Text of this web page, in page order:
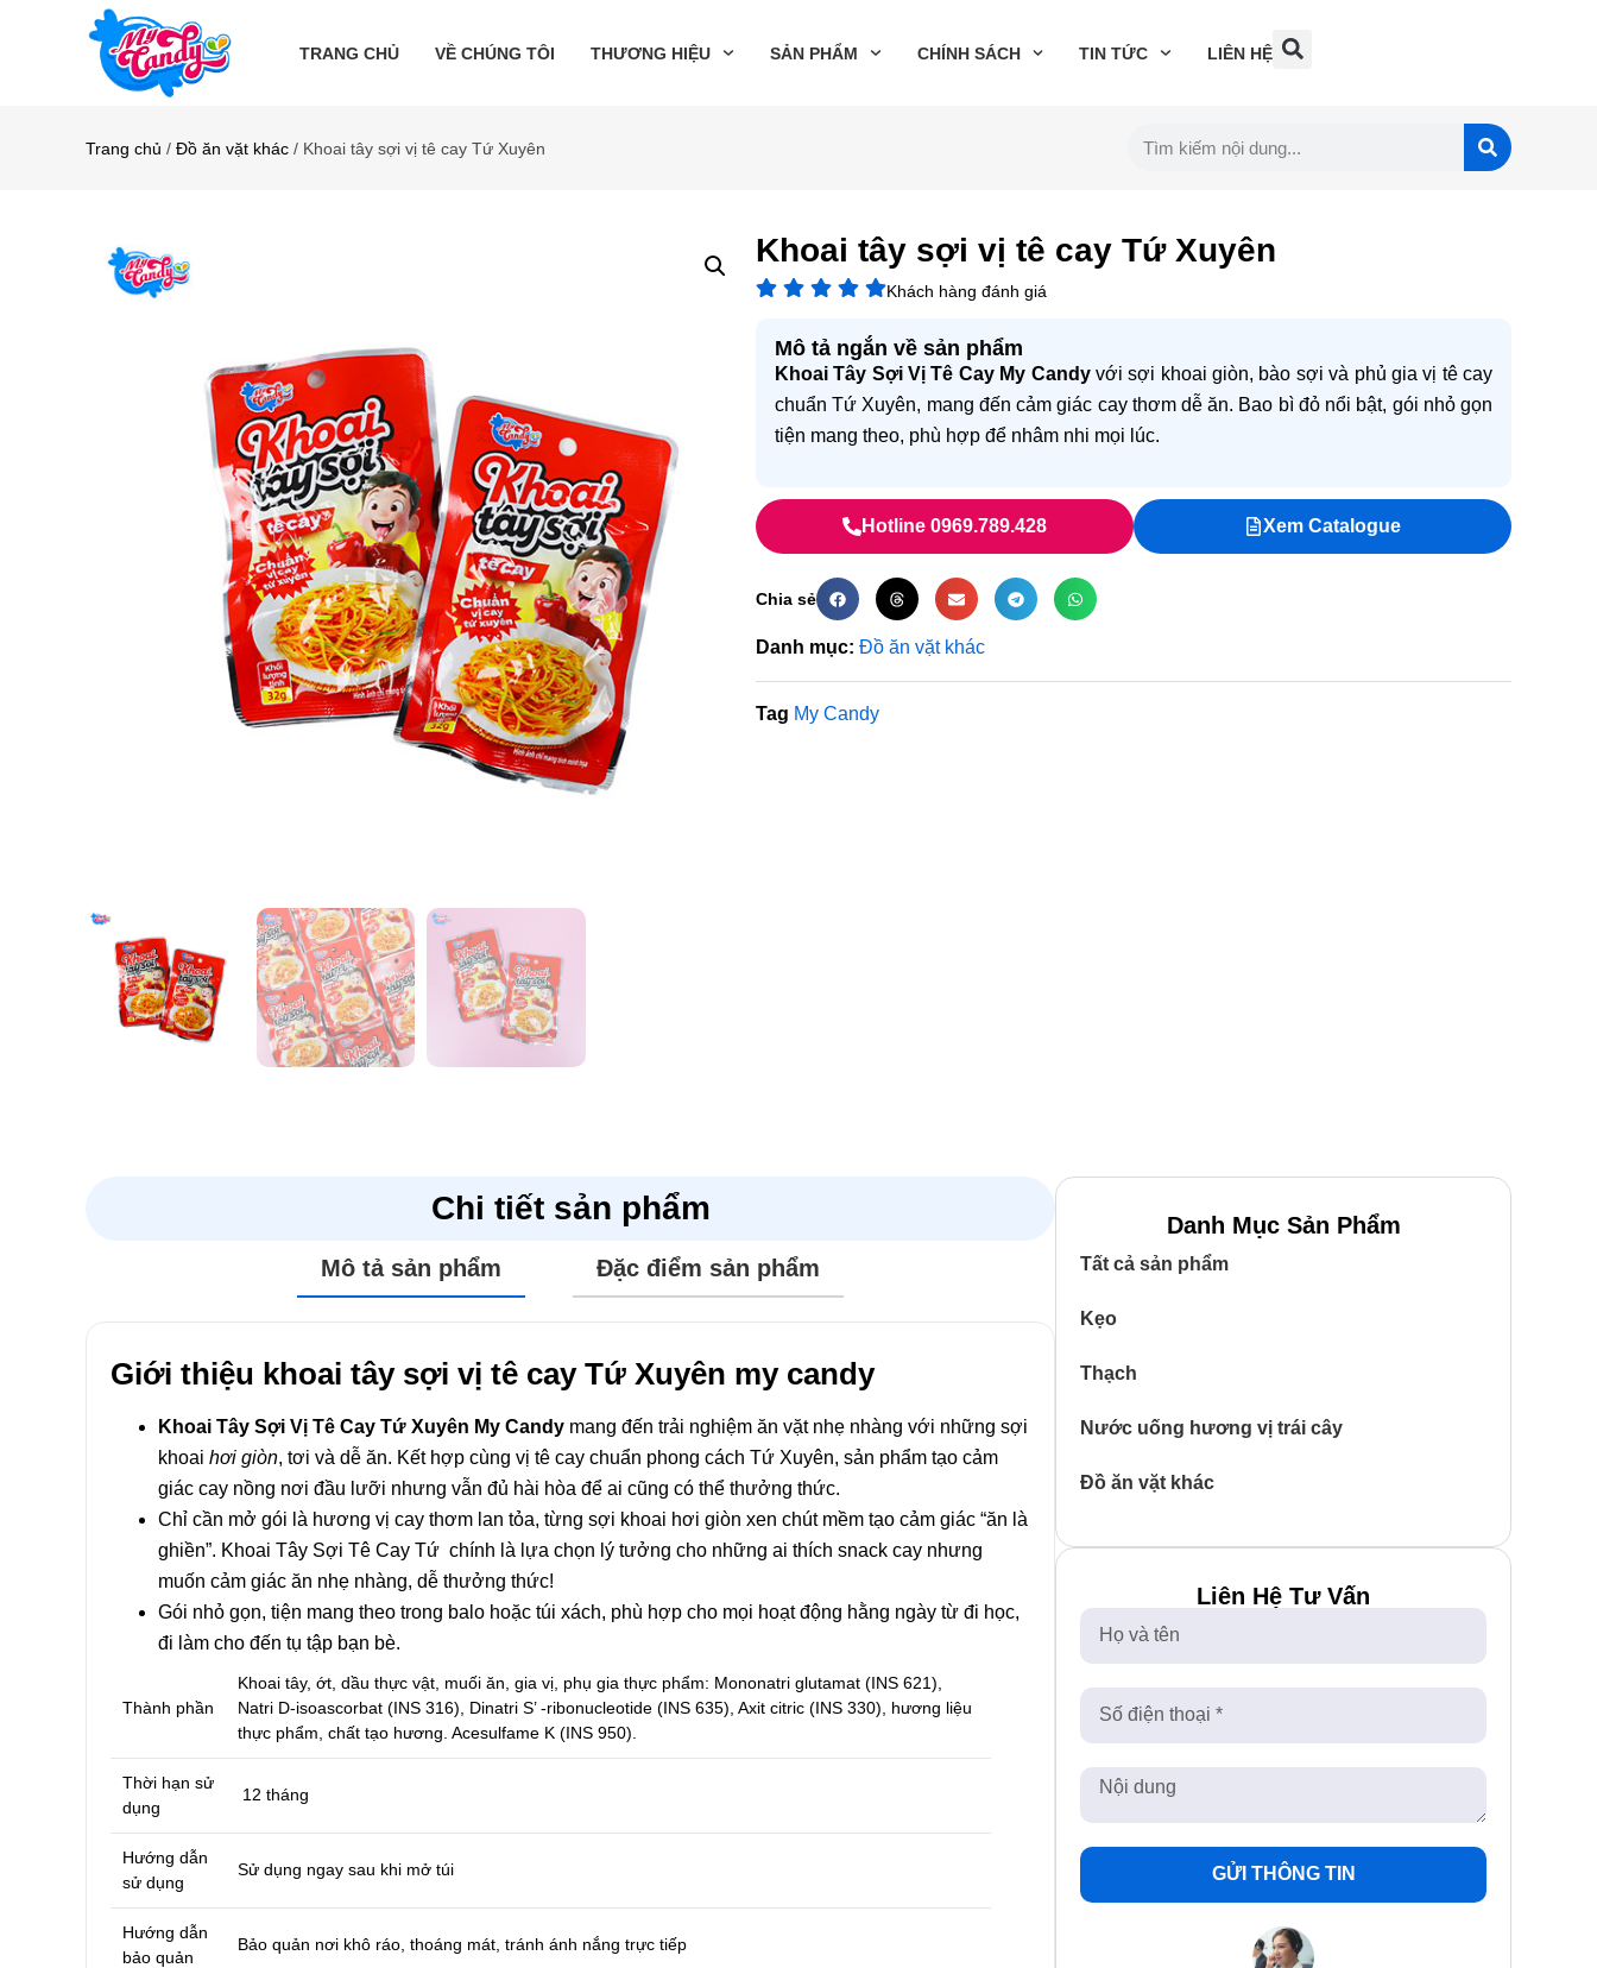
TRANG CHỦ VỀ CHÚNG TÔI THƯƠNG HIỆU SẢN PHẨM CHÍNH SÁCH TIN TỨC LIÊN HỆ
Trang chủ / Đồ ăn vặt khác / Khoai tây sợi vị tê cay Tứ Xuyên
Khoai tây sợi vị tê cay Tứ Xuyên
Khách hàng đánh giá
Mô tả ngắn về sản phẩm
Khoai Tây Sợi Vị Tê Cay My Candyvới sợi khoai giòn, bào sợi và phủ gia vị tê cay
chuẩn Tứ Xuyên, mang đến cảm giác cay thơm dễ ăn. Bao bì đỏ nổi bật, gói nhỏ gọn
tiện mang theo, phù hợp để nhâm nhi mọi lúc.
Hotline 0969.789.428 Xem Catalogue
Chia sẻ
Danh mục: Đồ ăn vặt khác
Tag My Candy
Chi tiết sản phẩm
Mô tả sản phẩm Đặc điểm sản phẩm
Giới thiệu khoai tây sợi vị tê cay Tứ Xuyên my candy
Khoai Tây Sợi Vị Tê Cay Tứ Xuyên My Candy mang đến trải nghiệm ăn vặt nhẹ nhàng với những sợi
khoai hơi giòn, tơi và dễ ăn. Kết hợp cùng vị tê cay chuẩn phong cách Tứ Xuyên, sản phẩm tạo cảm
giác cay nồng nơi đầu lưỡi nhưng vẫn đủ hài hòa để ai cũng có thể thưởng thức.
Chỉ cần mở gói là hương vị cay thơm lan tỏa, từng sợi khoai hơi giòn xen chút mềm tạo cảm giác “ăn là
ghiền”. Khoai Tây Sợi Tê Cay Tứ chính là lựa chọn lý tưởng cho những ai thích snack cay nhưng
muốn cảm giác ăn nhẹ nhàng, dễ thưởng thức!
Gói nhỏ gọn, tiện mang theo trong balo hoặc túi xách, phù hợp cho mọi hoạt động hằng ngày từ đi học,
đi làm cho đến tụ tập bạn bè.
Thành phần
Khoai tây, ớt, dầu thực vật, muối ăn, gia vị, phụ gia thực phẩm: Mononatri glutamat (INS 621),
Natri D-isoascorbat (INS 316), Dinatri S’ -ribonucleotide (INS 635), Axit citric (INS 330), hương liệu
thực phẩm, chất tạo hương. Acesulfame K (INS 950).
Thời hạn sử
dụng
12 tháng
Hướng dẫn
sử dụng
Sử dụng ngay sau khi mở túi
Hướng dẫn
bảo quản
Bảo quản nơi khô ráo, thoáng mát, tránh ánh nắng trực tiếp
Danh Mục Sản Phẩm
Tất cả sản phẩm
Kẹo
Thạch
Nước uống hương vị trái cây
Đồ ăn vặt khác
Liên Hệ Tư Vấn
GỬI THÔNG TIN